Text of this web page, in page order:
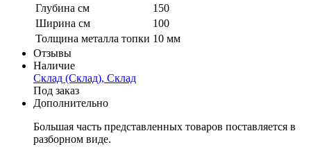
Глубина см
150
Ширина см
100
Толщина металла топки 10 мм
Отзывы
Наличие
Склад (Склад), Склад
Под заказ
Дополнительно
Большая часть представленных товаров поставляется в
разборном виде.